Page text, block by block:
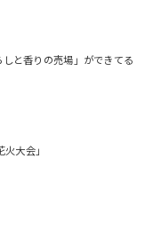
と香りの売場」ができてる
大会」